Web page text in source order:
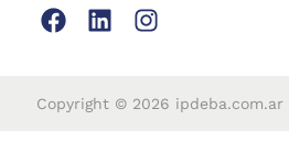
Copyright © 2026 ipdeba.com.ar